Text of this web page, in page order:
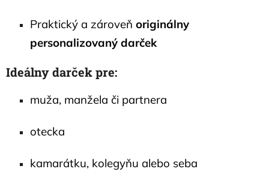
Praktický a zároveň originálny
personalizovaný darček
Ideálny darček pre:
muža, manžela či partnera
otecka
kamarátku, kolegyňu alebo seba